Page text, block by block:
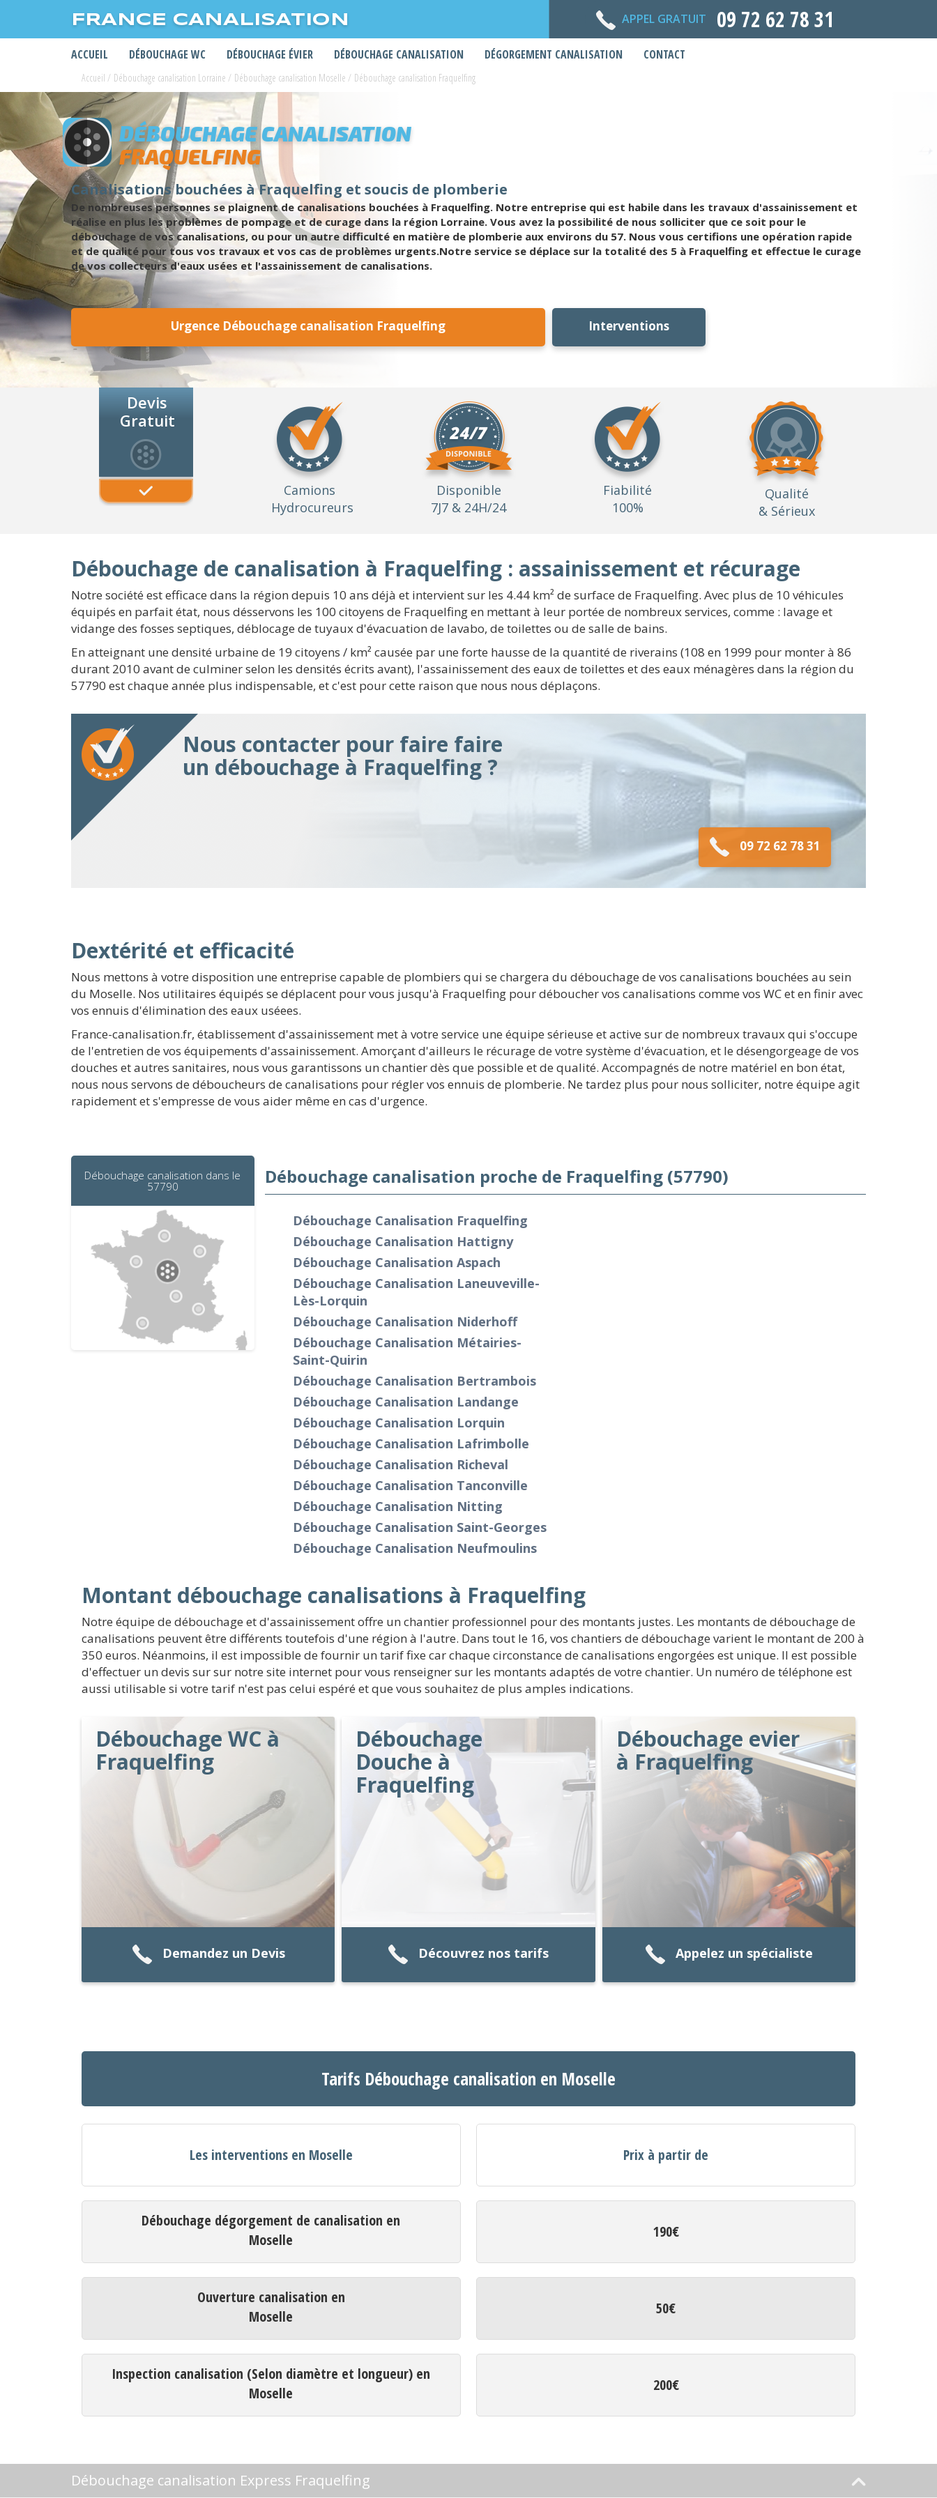
FRANCE CANALISATION APPEL GRATUIT 09 72 62 78 31
ACCUEIL DÉBOUCHAGE WC DÉBOUCHAGE ÉVIER DÉBOUCHAGE CANALISATION DÉGORGEMENT CANALISATION CONTACT
Accueil / Débouchage canalisation Lorraine / Débouchage canalisation Moselle / Débouchage canalisation Fraquelfing
DÉBOUCHAGE CANALISATION
FRAQUELFING
Canalisations bouchées à Fraquelfing et soucis de plomberie
De nombreuses personnes se plaignent de canalisations bouchées à Fraquelfing. Notre entreprise qui est habile dans les travaux d'assainissement et
réalise en plus les problèmes de pompage et de curage dans la région Lorraine. Vous avez la possibilité de nous solliciter que ce soit pour le
débouchage de vos canalisations, ou pour un autre difficulté en matière de plomberie aux environs du 57. Nous vous certifions une opération rapide
et de qualité pour tous vos travaux et vos cas de problèmes urgents.Notre service se déplace sur la totalité des 5 à Fraquelfing et effectue le curage
de vos collecteurs d'eaux usées et l'assainissement de canalisations.
Urgence Débouchage canalisation Fraquelfing Interventions
Devis
Gratuit
Camions
Hydrocureurs
Disponible
7J7 & 24H/24
Fiabilité
100%
Qualité
& Sérieux
Débouchage de canalisation à Fraquelfing : assainissement et récurage
Notre société est efficace dans la région depuis 10 ans déjà et intervient sur les 4.44 km² de surface de Fraquelfing. Avec plus de 10 véhicules
équipés en parfait état, nous désservons les 100 citoyens de Fraquelfing en mettant à leur portée de nombreux services, comme : lavage et
vidange des fosses septiques, déblocage de tuyaux d'évacuation de lavabo, de toilettes ou de salle de bains.
En atteignant une densité urbaine de 19 citoyens / km² causée par une forte hausse de la quantité de riverains (108 en 1999 pour monter à 86
durant 2010 avant de culminer selon les densités écrits avant), l'assainissement des eaux de toilettes et des eaux ménagères dans la région du
57790 est chaque année plus indispensable, et c'est pour cette raison que nous nous déplaçons.
Nous contacter pour faire faire
un débouchage à Fraquelfing ?
09 72 62 78 31
Dextérité et efficacité
Nous mettons à votre disposition une entreprise capable de plombiers qui se chargera du débouchage de vos canalisations bouchées au sein
du Moselle. Nos utilitaires équipés se déplacent pour vous jusqu'à Fraquelfing pour déboucher vos canalisations comme vos WC et en finir avec
vos ennuis d'élimination des eaux uséees.
France-canalisation.fr, établissement d'assainissement met à votre service une équipe sérieuse et active sur de nombreux travaux qui s'occupe
de l'entretien de vos équipements d'assainissement. Amorçant d'ailleurs le récurage de votre système d'évacuation, et le désengorgeage de vos
douches et autres sanitaires, nous vous garantissons un chantier dès que possible et de qualité. Accompagnés de notre matériel en bon état,
nous nous servons de déboucheurs de canalisations pour régler vos ennuis de plomberie. Ne tardez plus pour nous solliciter, notre équipe agit
rapidement et s'empresse de vous aider même en cas d'urgence.
Débouchage canalisation dans le
57790
Débouchage canalisation proche de Fraquelfing (57790)
Débouchage Canalisation Fraquelfing
Débouchage Canalisation Hattigny
Débouchage Canalisation Aspach
Débouchage Canalisation Laneuveville-
Lès-Lorquin
Débouchage Canalisation Niderhoff
Débouchage Canalisation Métairies-
Saint-Quirin
Débouchage Canalisation Bertrambois
Débouchage Canalisation Landange
Débouchage Canalisation Lorquin
Débouchage Canalisation Lafrimbolle
Débouchage Canalisation Richeval
Débouchage Canalisation Tanconville
Débouchage Canalisation Nitting
Débouchage Canalisation Saint-Georges
Débouchage Canalisation Neufmoulins
Montant débouchage canalisations à Fraquelfing
Notre équipe de débouchage et d'assainissement offre un chantier professionnel pour des montants justes. Les montants de débouchage de
canalisations peuvent être différents toutefois d'une région à l'autre. Dans tout le 16, vos chantiers de débouchage varient le montant de 200 à
350 euros. Néanmoins, il est impossible de fournir un tarif fixe car chaque circonstance de canalisations engorgées est unique. Il est possible
d'effectuer un devis sur sur notre site internet pour vous renseigner sur les montants adaptés de votre chantier. Un numéro de téléphone est
aussi utilisable si votre tarif n'est pas celui espéré et que vous souhaitez de plus amples indications.
Débouchage WC à
Fraquelfing
Demandez un Devis
Débouchage
Douche à
Fraquelfing
Découvrez nos tarifs
Débouchage evier
à Fraquelfing
Appelez un spécialiste
Tarifs Débouchage canalisation en Moselle
Les interventions en Moselle Prix à partir de
Débouchage dégorgement de canalisation en
Moselle
190€
Ouverture canalisation en
Moselle
50€
Inspection canalisation (Selon diamètre et longueur) en
Moselle
200€
Débouchage canalisation Express Fraquelfing